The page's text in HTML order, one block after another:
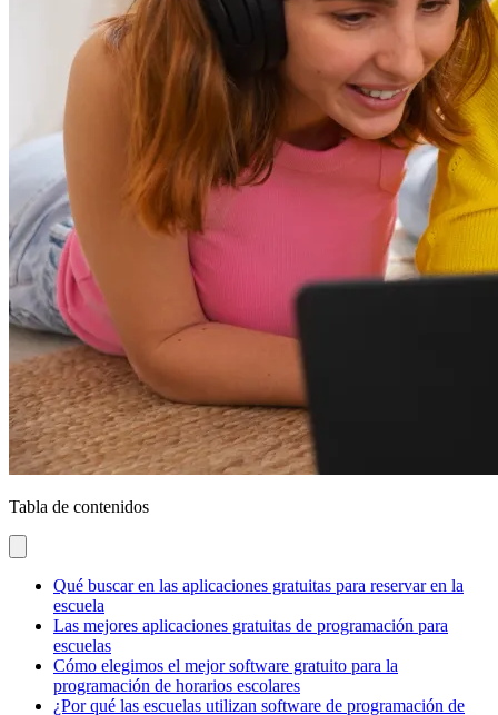
Tabla de contenidos
Qué buscar en las aplicaciones gratuitas para reservar en la
escuela
Las mejores aplicaciones gratuitas de programación para
escuelas
Cómo elegimos el mejor software gratuito para la
programación de horarios escolares
¿Por qué las escuelas utilizan software de programación de